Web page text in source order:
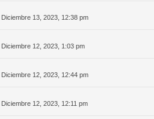
Diciembre 13, 2023, 12:38 pm
Diciembre 12, 2023, 1:03 pm
Diciembre 12, 2023, 12:44 pm
Diciembre 12, 2023, 12:11 pm